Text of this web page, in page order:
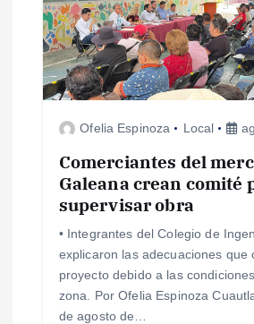
Ofelia Espinoza Local
Comerciantes del
Galeana crean comité
supervisar obra
• Integrantes del Colegio de
explicaron las adecuaciones que
proyecto debido a las
zona. Por Ofelia Espinoza
de agosto de…